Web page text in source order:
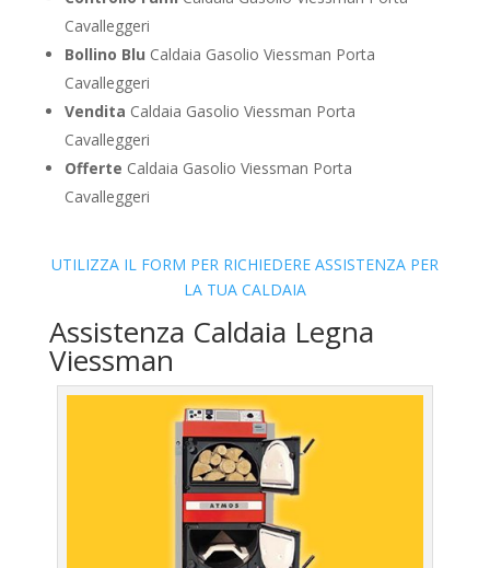
Cavalleggeri
Bollino Blu Caldaia Gasolio Viessman Porta
Cavalleggeri
Vendita Caldaia Gasolio Viessman Porta
Cavalleggeri
Offerte Caldaia Gasolio Viessman Porta
Cavalleggeri
UTILIZZA IL FORM PER RICHIEDERE ASSISTENZA PER
LA TUA CALDAIA
Assistenza Caldaia Legna
Viessman